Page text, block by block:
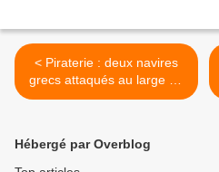
< Piraterie : deux navires
grecs attaqués au large de
la Somalie (Officiel)
Hébergé par Overblog